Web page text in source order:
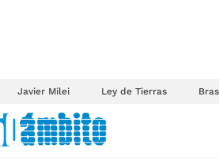
Javier Milei Ley de Tierras